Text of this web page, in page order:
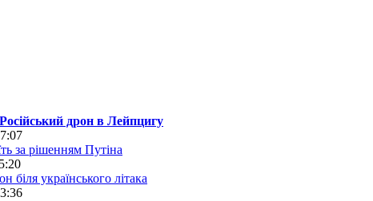
дрон в Лейпцигу
за рішенням Путіна
біля українського літака